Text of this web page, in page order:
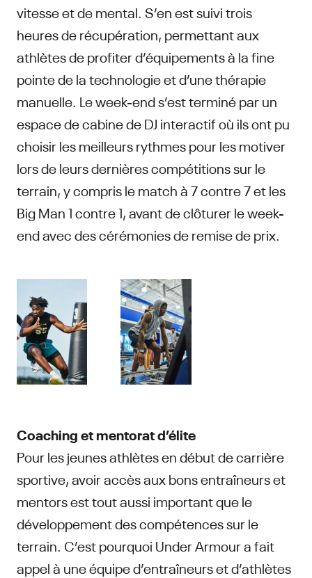
vitesse et de mental. S’en est suivi trois
heures de récupération, permettant aux
athlètes de profiter d’équipements à la fine
pointe de la technologie et d’une thérapie
manuelle. Le week-end s’est terminé par un
espace de cabine de DJ interactif où ils ont pu
choisir les meilleurs rythmes pour les motiver
lors de leurs dernières compétitions sur le
terrain, y compris le match à 7 contre 7 et les
Big Man 1 contre 1, avant de clôturer le week-
end avec des cérémonies de remise de prix.
Coaching et mentorat d’élite
Pour les jeunes athlètes en début de carrière
sportive, avoir accès aux bons entraîneurs et
mentors est tout aussi important que le
développement des compétences sur le
terrain. C’est pourquoi Under Armour a fait
appel à une équipe d’entraîneurs et d’athlètes